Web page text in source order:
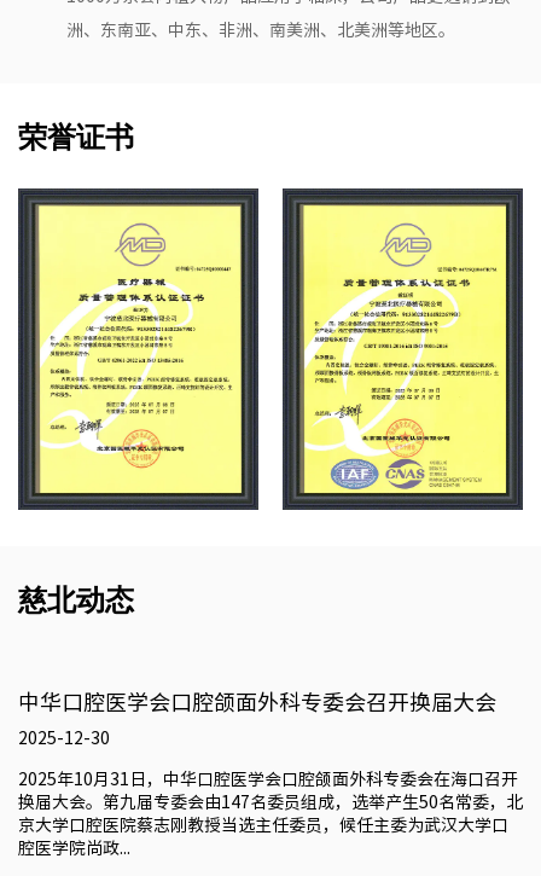
洲、东南亚、中东、非洲、南美洲、北美洲等地区。
荣誉证书
慈北动态
中华口腔医学会口腔颌面外科专委会召开换届大会
2025-12-30
2025年10月31日，中华口腔医学会口腔颌面外科专委会在海口召开
换届大会。第九届专委会由147名委员组成，选举产生50名常委，北
京大学口腔医院蔡志刚教授当选主任委员，候任主委为武汉大学口
腔医学院尚政...